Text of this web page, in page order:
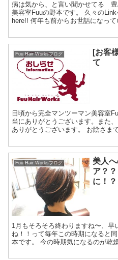
病は気から、と言い聞かせてる
美容室Fuuの野本です。 久々の
here!! 何年も前からお世話になっ
Fuu Hair Worksブログ
[お客
て
日頃から完全マンツーマン美容室
当にありがとうございます。また
ありがとうございます。 お陰さま
Fuu Hair Worksブログ
美人
ア？
に！？
1月もそろそろ終わりますね〜、早
ね！！って毎年この時期になると
本です。 今の時期気になるのが乾